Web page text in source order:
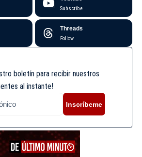
Subscribe
Threads
Follow
boletín para recibir nuestros
al instante!
Inscríbeme